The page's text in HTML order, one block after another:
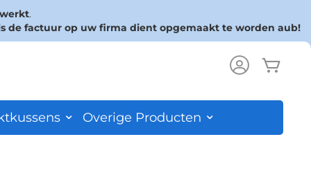
.
de factuur op uw firma dient opgemaakt te worden aub!
Overige Producten